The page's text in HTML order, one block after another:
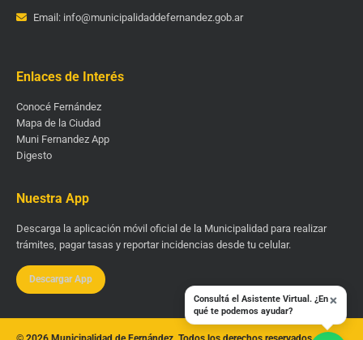
Email: info@municipalidaddefernandez.gob.ar
Enlaces de Interés
Conocé Fernández
Mapa de la Ciudad
Muni Fernandez App
Digesto
Nuestra App
Descarga la aplicación móvil oficial de la Municipalidad para realizar
trámites, pagar tasas y reportar incidencias desde tu celular.
Descargar App
Consultá el Asistente Virtual. ¿En
qué te podemos ayudar?
×